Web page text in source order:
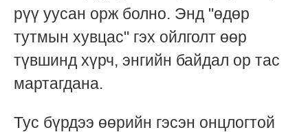
рүү уусан орж болно. Энд "өдөр
тутмын хувцас" гэх ойлголт өөр
түвшинд хүрч, энгийн байдал ор тас
мартагдана.
Тус бүрдээ өөрийн гэсэн онцлогтой